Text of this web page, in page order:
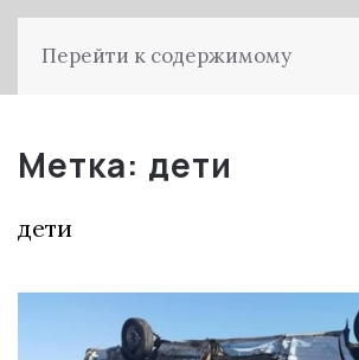
Перейти к содержимому
Метка: дети
дети